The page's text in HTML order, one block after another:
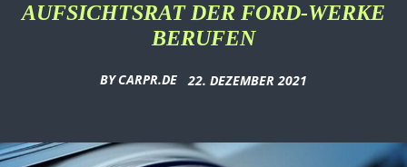
AUFSICHTSRAT DER FORD-WERKE
BERUFEN
BY CARPR.DE 22. DEZEMBER 2021